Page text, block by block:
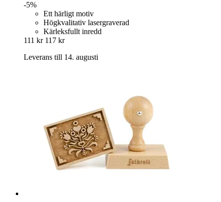
-5%
Ett härligt motiv
Högkvalitativ lasergraverad
Kärleksfullt inredd
111 kr 117 kr
Leverans till 14. augusti